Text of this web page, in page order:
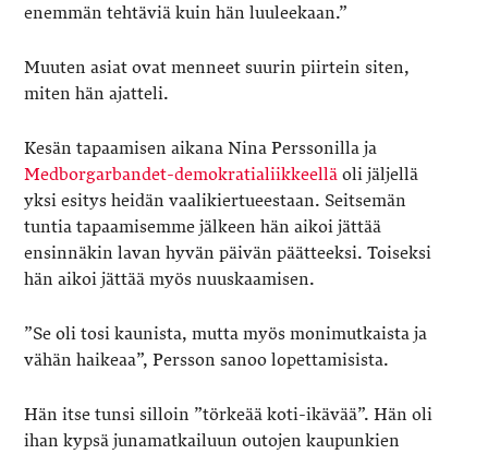
enemmän tehtäviä kuin hän luuleekaan.”
Muuten asiat ovat menneet suurin piirtein siten,
miten hän ajatteli.
Kesän tapaamisen aikana Nina Perssonilla ja
Medborgarbandet-demokratialiikkeellä oli jäljellä
yksi esitys heidän vaalikiertueestaan. Seitsemän
tuntia tapaamisemme jälkeen hän aikoi jättää
ensinnäkin lavan hyvän päivän päätteeksi. Toiseksi
hän aikoi jättää myös nuuskaamisen.
”Se oli tosi kaunista, mutta myös monimutkaista ja
vähän haikeaa”, Persson sanoo lopettamisista.
Hän itse tunsi silloin ”törkeää koti-ikävää”. Hän oli
ihan kypsä junamatkailuun outojen kaupunkien